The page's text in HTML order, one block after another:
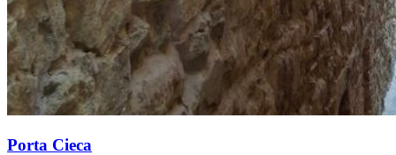
Porta Cieca